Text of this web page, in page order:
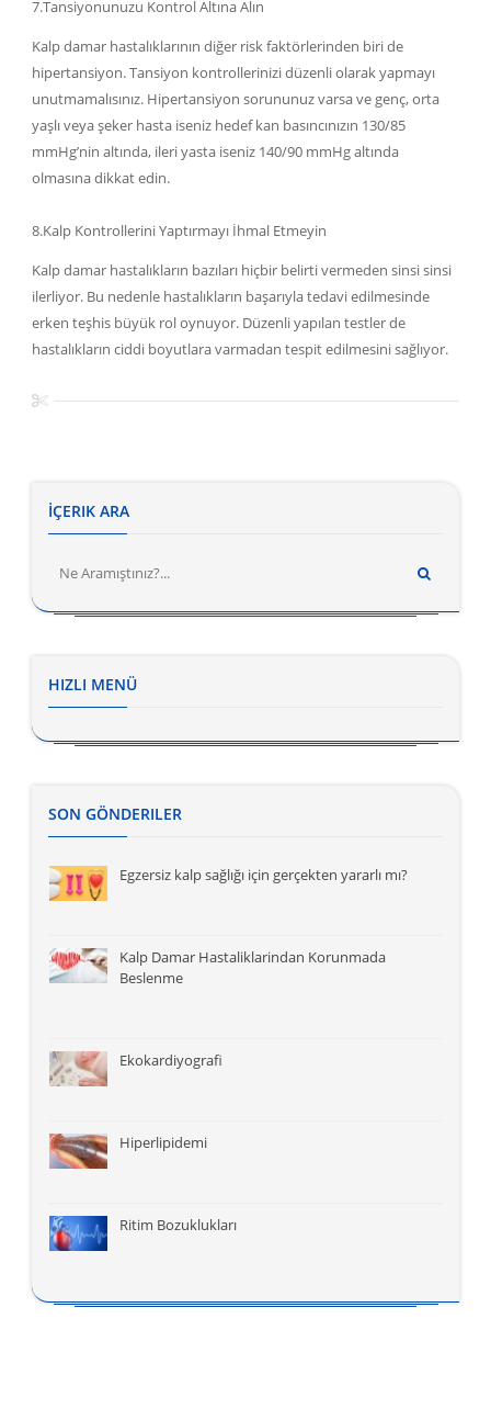
7.Tansiyonunuzu Kontrol Altına Alın
Kalp damar hastalıklarının diğer risk faktörlerinden biri de
hipertansiyon. Tansiyon kontrollerinizi düzenli olarak yapmayı
unutmamalısınız. Hipertansiyon sorununuz varsa ve genç, orta
yaşlı veya şeker hasta iseniz hedef kan basıncınızın 130/85
mmHg’nin altında, ileri yasta iseniz 140/90 mmHg altında
olmasına dikkat edin.
8.Kalp Kontrollerini Yaptırmayı İhmal Etmeyin
Kalp damar hastalıkların bazıları hiçbir belirti vermeden sinsi sinsi
ilerliyor. Bu nedenle hastalıkların başarıyla tedavi edilmesinde
erken teşhis büyük rol oynuyor. Düzenli yapılan testler de
hastalıkların ciddi boyutlara varmadan tespit edilmesini sağlıyor.
İÇERIK ARA
HIZLI MENÜ
SON GÖNDERILER
Egzersiz kalp sağlığı için gerçekten yararlı mı?
Kalp Damar Hastaliklarindan Korunmada
Beslenme
Ekokardiyografi
Hiperlipidemi
Ritim Bozuklukları